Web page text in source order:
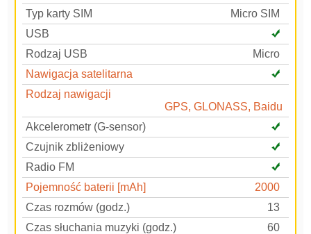
Typ karty SIM
Micro SIM
USB
Rodzaj USB
Micro
Nawigacja satelitarna
Rodzaj nawigacji
GPS, GLONASS, Baidu
Akcelerometr (G-sensor)
Czujnik zbliżeniowy
Radio FM
Pojemność baterii [mAh]
2000
Czas rozmów (godz.)
13
Czas słuchania muzyki (godz.)
60